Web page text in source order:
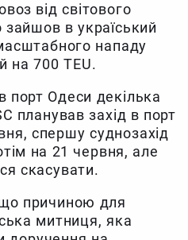
від світового
зайшов в україський
нападу
на 700 TEU.
порт Одеси декілька
планував захід в порт
спершу суднозахід
на 21 червня, але
скасувати.
причиною для
митниця, яка